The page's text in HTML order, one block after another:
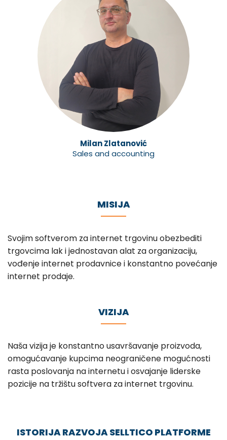
Milan Zlatanović
Sales and accounting
MISIJA
Svojim softverom za internet trgovinu obezbediti
trgovcima lak i jednostavan alat za organizaciju,
vođenje internet prodavnice i konstantno povećanje
internet prodaje.
VIZIJA
Naša vizija je konstantno usavršavanje proizvoda,
omogućavanje kupcima neograničene mogućnosti
rasta poslovanja na internetu i osvajanje liderske
pozicije na tržištu softvera za internet trgovinu.
ISTORIJA RAZVOJA SELLTICO PLATFORME